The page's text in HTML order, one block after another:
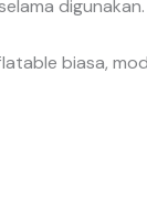
digunakan.
biasa,